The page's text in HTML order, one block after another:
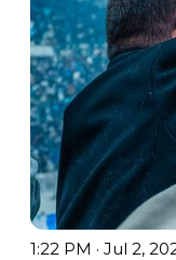
1:22 PM · Jul 2,